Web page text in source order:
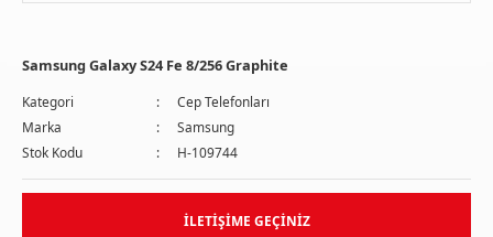
Samsung Galaxy S24 Fe 8/256 Graphite
Kategori
Cep Telefonları
Marka
Samsung
Stok Kodu
H-109744
İLETIŞIME GEÇINIZ